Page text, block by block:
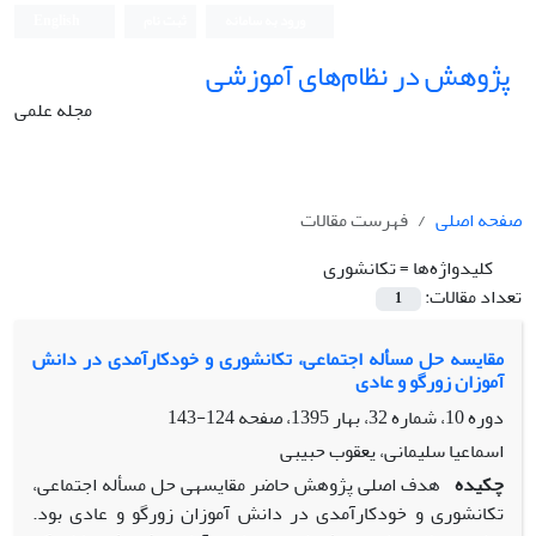
پژوهش در نظام‌های آموزشی
مجله علمی
صفحه اصلی
فهرست مقالات
کلیدواژه‌ها =تکانشوری
تعداد مقالات:
1
مقایسه حل مسأله اجتماعی، تکانشوری و خودکارآمدی در دانش
آموزان زورگو و عادی
دوره 10، شماره 32، بهار 1395، صفحه
124-143
اسماعیا سلیمانی، یعقوب حبیبی
چکیده هدف اصلی پژوهش حاضر مقایسه­ی حل مسأله اجتماعی،
تکانشوری و خودکارآمدی در دانش آموزان زورگو و عادی بود.